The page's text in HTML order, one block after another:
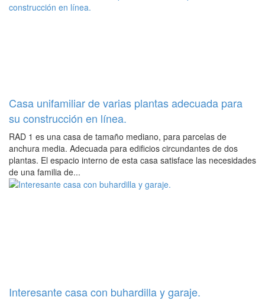
Casa unifamiliar de varias plantas adecuada para
su construcción en línea.
RAD 1 es una casa de tamaño mediano, para parcelas de
anchura media. Adecuada para edificios circundantes de dos
plantas. El espacio interno de esta casa satisface las necesidades
de una familia de...
Interesante casa con buhardilla y garaje.